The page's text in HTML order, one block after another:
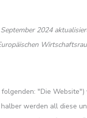
2024
folgenden: "Die
werden all diese